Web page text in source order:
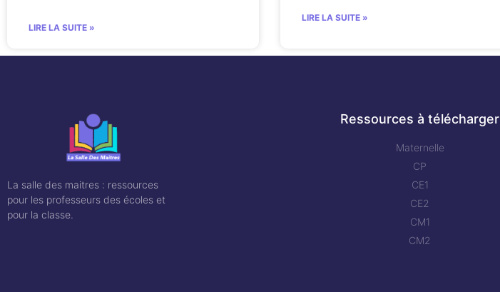
LIRE LA SUITE »
LIRE LA SUITE »
La salle des maitres : ressources
pour les professeurs des écoles et
pour la classe.
Ressources à télécharger
Maternelle
CP
CE1
CE2
CM1
CM2